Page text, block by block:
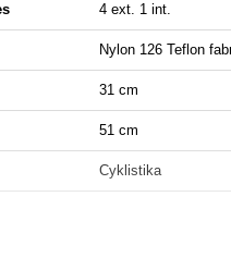
4 ext. 1 int.
Nylon 126 Teflon
31 cm
51 cm
Cyklistika